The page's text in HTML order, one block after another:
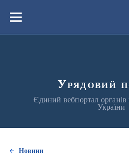
вмістуМеню
Урядовий
Єдиний вебпортал органів
України
Новини